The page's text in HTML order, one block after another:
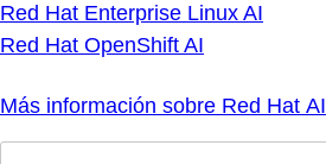
Red Hat Enterprise Linux AI
Red Hat OpenShift AI
Más información sobre Red Hat AI